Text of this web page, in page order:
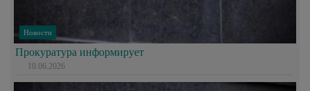
Новости
Прокуратура информирует
10.06.2026